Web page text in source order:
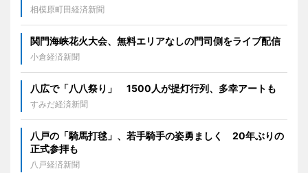
相模原町田経済新聞
関門海峡花火大会、無料エリアなしの門司側をライブ配信
小倉経済新聞
八広で「八八祭り」 1500人が提灯行列、多幸アートも
すみだ経済新聞
八戸の「騎馬打毬」、若手騎手の姿勇ましく 20年ぶりの
正式参拝も
八戸経済新聞